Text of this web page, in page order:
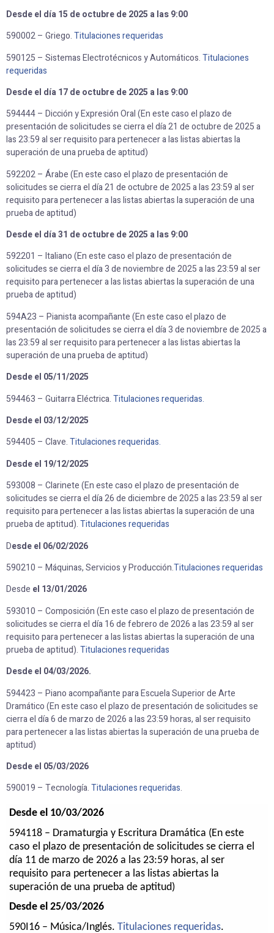
Desde el día 15 de octubre de 2025 a las 9:00
590002 – Griego.Titulaciones requeridas
590125 – Sistemas Electrotécnicos y Automáticos.Titulaciones
requeridas
Desde el día 17 de octubre de 2025 a las 9:00
594444 – Dicción y Expresión Oral (En este caso el plazo de
presentación de solicitudes se cierra el día 21 de octubre de 2025 a
las 23:59 al ser requisito para pertenecer a las listas abiertas la
superación de una prueba de aptitud)
592202 – Árabe (En este caso el plazo de presentación de
solicitudes se cierra el día 21 de octubre de 2025 a las 23:59 al ser
requisito para pertenecer a las listas abiertas la superación de una
prueba de aptitud)
Desde el día 31 de octubre de 2025 a las 9:00
592201 – Italiano (En este caso el plazo de presentación de
solicitudes se cierra el día 3 de noviembre de 2025 a las 23:59 al ser
requisito para pertenecer a las listas abiertas la superación de una
prueba de aptitud)
594A23 – Pianista acompañante (En este caso el plazo de
presentación de solicitudes se cierra el día 3 de noviembre de 2025 a
las 23:59 al ser requisito para pertenecer a las listas abiertas la
superación de una prueba de aptitud)
Desde el 05/11/2025
594463 – Guitarra Eléctrica.Titulaciones requeridas.
Desde el 03/12/2025
594405 – Clave.Titulaciones requeridas.
Desde el 19/12/2025
593008 – Clarinete (En este caso el plazo de presentación de
solicitudes se cierra el día 26 de diciembre de 2025 a las 23:59 al ser
requisito para pertenecer a las listas abiertas la superación de una
prueba de aptitud).Titulaciones requeridas
Desde el 06/02/2026
590210 – Máquinas, Servicios y Producción.Titulaciones requeridas
Desde el 13/01/2026
593010 – Composición (En este caso el plazo de presentación de
solicitudes se cierra el día 16 de febrero de 2026 a las 23:59 al ser
requisito para pertenecer a las listas abiertas la superación de una
prueba de aptitud).Titulaciones requeridas
Desde el 04/03/2026.
594423 – Piano acompañante para Escuela Superior de Arte
Dramático (En este caso el plazo de presentación de solicitudes se
cierra el día 6 de marzo de 2026 a las 23:59 horas, al ser requisito
para pertenecer a las listas abiertas la superación de una prueba de
aptitud)
Desde el 05/03/2026
590019 – Tecnología.Titulaciones requeridas.
Desde el 10/03/2026
594118 – Dramaturgia y Escritura Dramática (En este
caso el plazo de presentación de solicitudes se cierra el
día 11 de marzo de 2026 a las 23:59 horas, al ser
requisito para pertenecer a las listas abiertas la
superación de una prueba de aptitud)
Desde el 25/03/2026
590I16 – Música/Inglés.Titulaciones requeridas.